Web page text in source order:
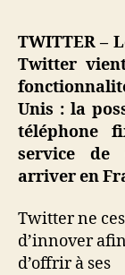
TWITTER –
Twitter
Unis : la
téléphone
service de
arriver en
Twitter ne
d’innover
d’offrir à ses